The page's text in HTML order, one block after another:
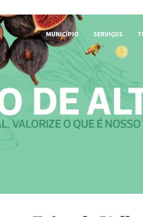
MUNICÍPIO
SERVIÇOS